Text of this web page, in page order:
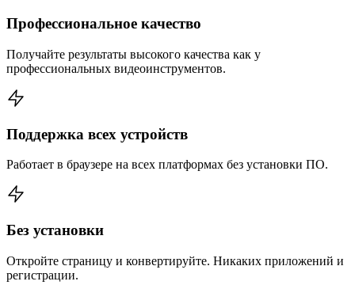
Профессиональное качество
Получайте результаты высокого качества как у
профессиональных видеоинструментов.
Поддержка всех устройств
Работает в браузере на всех платформах без установки ПО.
Без установки
Откройте страницу и конвертируйте. Никаких приложений и
регистрации.